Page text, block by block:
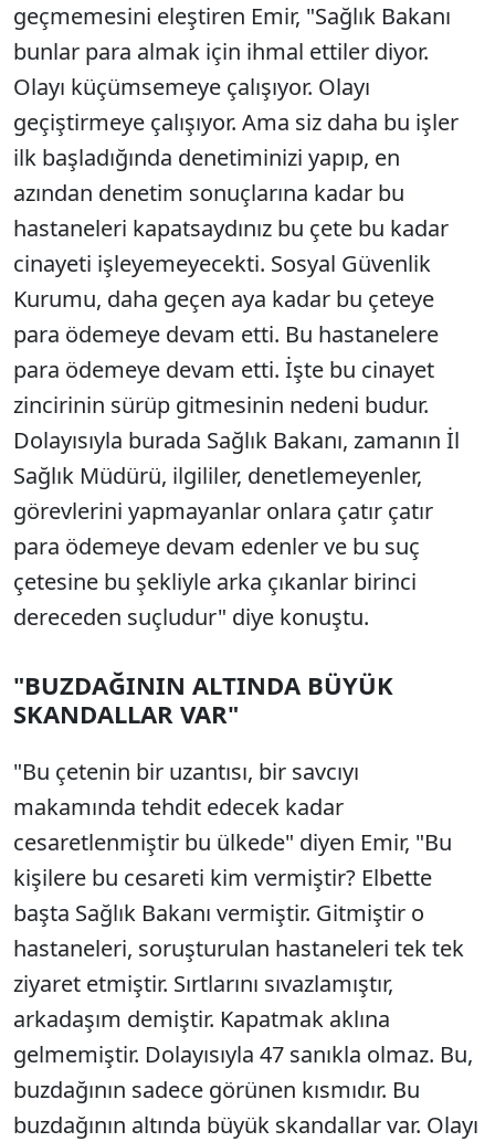
geçmemesini eleştiren Emir, "Sağlık Bakanı
bunlar para almak için ihmal ettiler diyor.
Olayı küçümsemeye çalışıyor. Olayı
geçiştirmeye çalışıyor. Ama siz daha bu işler
ilk başladığında denetiminizi yapıp, en
azından denetim sonuçlarına kadar bu
hastaneleri kapatsaydınız bu çete bu kadar
cinayeti işleyemeyecekti. Sosyal Güvenlik
Kurumu, daha geçen aya kadar bu çeteye
para ödemeye devam etti. Bu hastanelere
para ödemeye devam etti. İşte bu cinayet
zincirinin sürüp gitmesinin nedeni budur.
Dolayısıyla burada Sağlık Bakanı, zamanın İl
Sağlık Müdürü, ilgililer, denetlemeyenler,
görevlerini yapmayanlar onlara çatır çatır
para ödemeye devam edenler ve bu suç
çetesine bu şekliyle arka çıkanlar birinci
dereceden suçludur" diye konuştu.
"BUZDAĞININ ALTINDA BÜYÜK
SKANDALLAR VAR"
"Bu çetenin bir uzantısı, bir savcıyı
makamında tehdit edecek kadar
cesaretlenmiştir bu ülkede" diyen Emir, "Bu
kişilere bu cesareti kim vermiştir? Elbette
başta Sağlık Bakanı vermiştir. Gitmiştir o
hastaneleri, soruşturulan hastaneleri tek tek
ziyaret etmiştir. Sırtlarını sıvazlamıştır,
arkadaşım demiştir. Kapatmak aklına
gelmemiştir. Dolayısıyla 47 sanıkla olmaz. Bu,
buzdağının sadece görünen kısmıdır. Bu
buzdağının altında büyük skandallar var. Olayı